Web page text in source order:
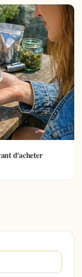
d'acheter